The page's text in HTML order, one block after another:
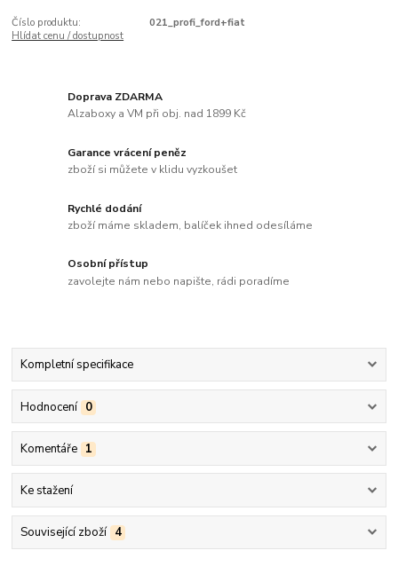
Číslo produktu:
021_profi_ford+fiat
Hlídat cenu / dostupnost
Doprava ZDARMA
Alzaboxy a VM při obj. nad 1899 Kč
Garance vrácení peněz
zboží si můžete v klidu vyzkoušet
Rychlé dodání
zboží máme skladem, balíček ihned odesíláme
Osobní přístup
zavolejte nám nebo napište, rádi poradíme
Kompletní specifikace
Hodnocení 0
Komentáře 1
Ke stažení
Související zboží 4